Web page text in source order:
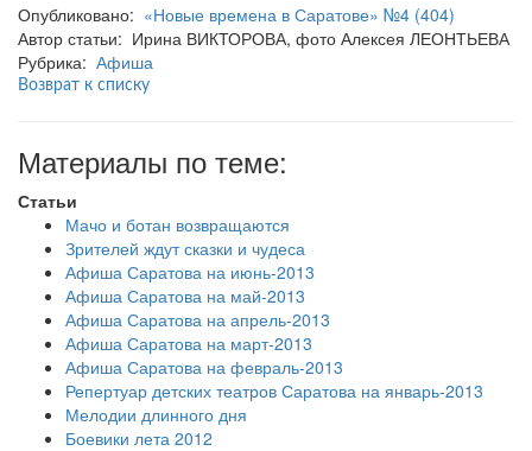
Опубликовано: «Новые времена в Саратове» №4 (404)
Автор статьи: Ирина ВИКТОРОВА, фото Алексея ЛЕОНТЬЕВА
Рубрика: Афиша
Возврат к списку
Материалы по теме:
Статьи
Мачо и ботан возвращаются
Зрителей ждут сказки и чудеса
Афиша Саратова на июнь-2013
Афиша Саратова на май-2013
Афиша Саратова на апрель-2013
Афиша Саратова на март-2013
Афиша Саратова на февраль-2013
Репертуар детских театров Саратова на январь-2013
Мелодии длинного дня
Боевики лета 2012